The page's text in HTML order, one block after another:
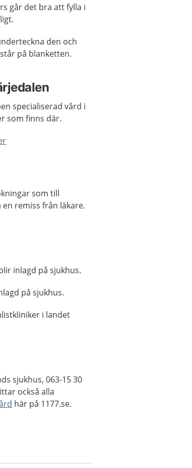
går det bra att fylla i
den och
på blanketten.
specialiserad vård i
som finns där.
som till
remiss från läkare.
inlagd på sjukhus.
på sjukhus.
i landet
sjukhus, 063-15 30
också alla
här på 1177.se.